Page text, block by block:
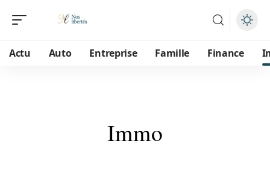
Actu Auto Entreprise Famille Finance
Immo